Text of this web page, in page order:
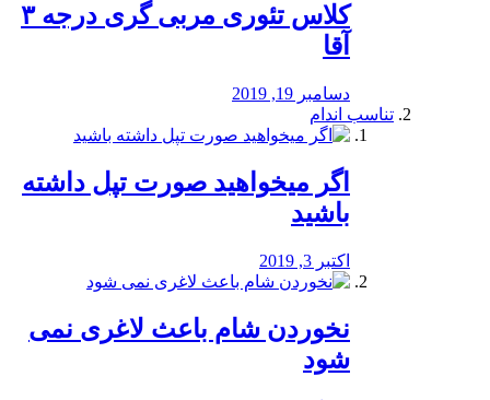
کلاس تئوری مربی گری درجه ۳
آقا
دسامبر 19, 2019
تناسب اندام
اگر میخواهید صورت تپل داشته
باشید
اکتبر 3, 2019
نخوردن شام باعث لاغری نمی
‌شود